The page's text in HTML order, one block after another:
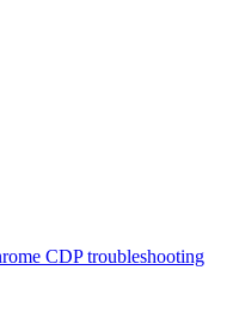
CDP troubleshooting